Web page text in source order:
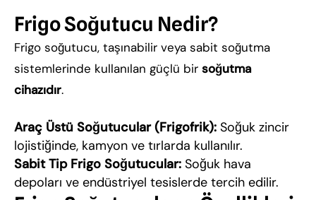
Frigo Soğutucu Nedir?
Frigo soğutucu, taşınabilir veya sabit soğutma
sistemlerinde kullanılan güçlü bir soğutma
cihazıdır.
Araç Üstü Soğutucular (Frigofrik): Soğuk zincir
lojistiğinde, kamyon ve tırlarda kullanılır.
Sabit Tip Frigo Soğutucular: Soğuk hava
depoları ve endüstriyel tesislerde tercih edilir.